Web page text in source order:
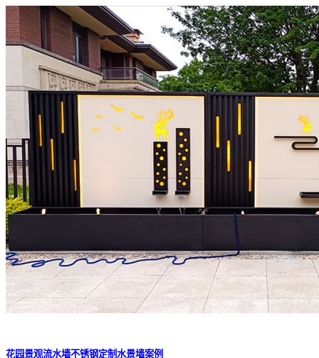
花园景观流水墙不锈钢定制水景墙案例